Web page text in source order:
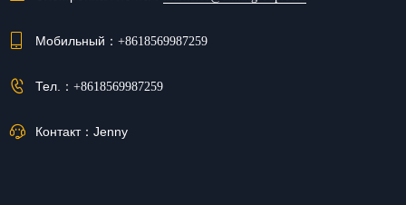
Мобильный： +8618569987259
Тел.： +8618569987259
Контакт： Jenny